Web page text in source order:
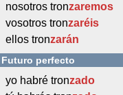
nosotros tronzaremos
vosotros tronzaréis
ellos tronzarán
Futuro perfecto
yo habré tronzado